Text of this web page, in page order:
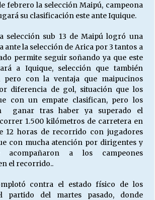
16/06/2026
MUNICIPALIDADES, HONORARIOS, DESPIDOS
28/05/2026
Releyendo la Rerum Novarum a 135 años. “La
16/05/2026
a los ricos, Save Our Souls (Salvar
Almas)
30/04/2026
¿Asesores con doble sueldo?
18/04/2026
febrero la selección Maipú, campeona
su clasificación este ante Iquique.
selección sub 13 de Maipú logró una
ante la selección de Arica por 3 tantos a
permite seguir soñando ya que este
a Iquique, selección que también
pero con la ventaja que maipucinos
diferencia de gol, situación que los
con un empate clasifican, pero los
ganar tras haber ya superado el
1.500 kilómetros de carretera en
12 horas de recorrido con jugadores
con mucha atención por dirigentes y
acompañaron a los campeones
el recorrido..
contra el estado físico de los
partido del martes pasado, donde